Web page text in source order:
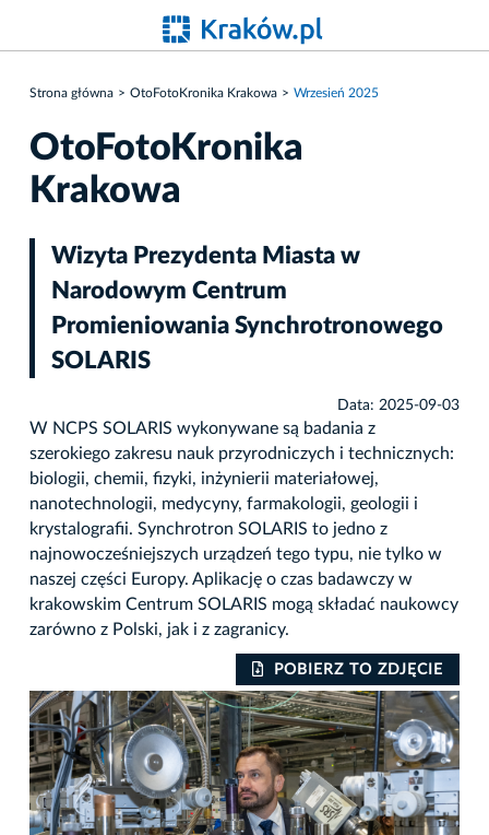
Strona główna OtoFotoKronika Krakowa Wrzesień 2025
OtoFotoKronika
Krakowa
Wizyta Prezydenta Miasta w
Narodowym Centrum
Promieniowania Synchrotronowego
SOLARIS
Data: 2025-09-03
W NCPS SOLARIS wykonywane są badania z
szerokiego zakresu nauk przyrodniczych i technicznych:
biologii, chemii, fizyki, inżynierii materiałowej,
nanotechnologii, medycyny, farmakologii, geologii i
krystalografii. Synchrotron SOLARIS to jedno z
najnowocześniejszych urządzeń tego typu, nie tylko w
naszej części Europy. Aplikację o czas badawczy w
krakowskim Centrum SOLARIS mogą składać naukowcy
zarówno z Polski, jak i z zagranicy.
POBIERZ TO ZDJĘCIE